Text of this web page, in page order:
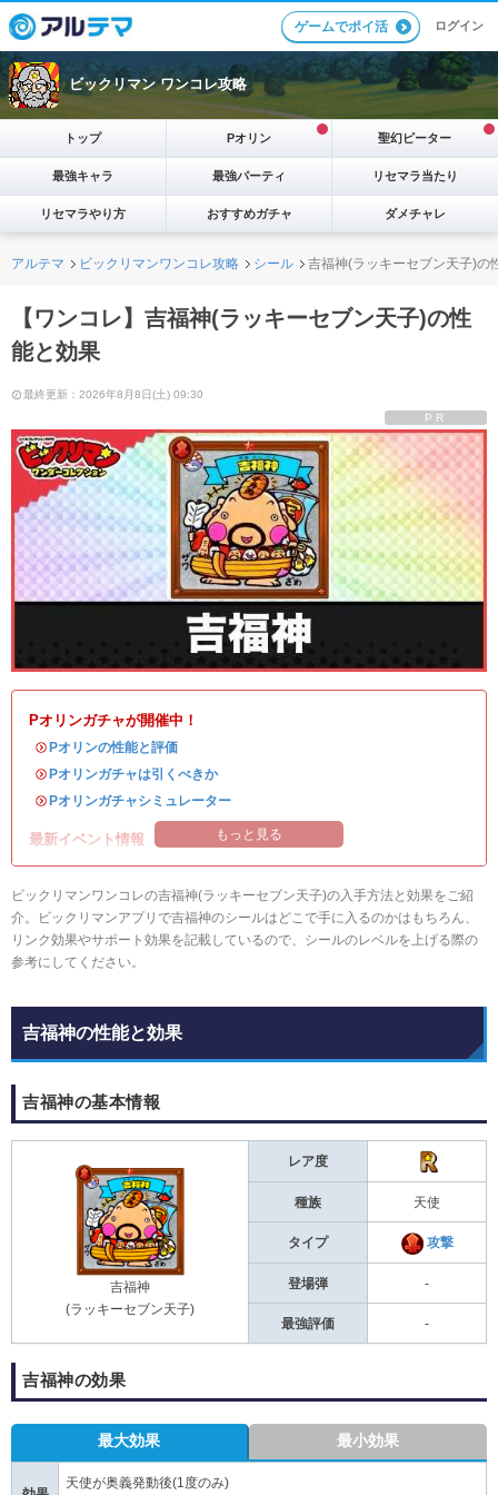
ゲームでポイ活 ログイン
ビックリマン ワンコレ攻略
トップ Pオリン 聖幻ピーター
最強キャラ 最強パーティ リセマラ当たり
リセマラやり方 おすすめガチャ ダメチャレ
アルテマ ビックリマンワンコレ攻略 シール 吉福神(ラッキーセブン天子)の
【ワンコレ】吉福神(ラッキーセブン天子)の性
能と効果
最終更新：2026年8月8日(土) 09:30
PR
Pオリンガチャが開催中！
・Pオリンの性能と評価
・Pオリンガチャは引くべきか
・Pオリンガチャシミュレーター
最新イベント情報 もっと見る
ビックリマンワンコレの吉福神(ラッキーセブン天子)の入手方法と効果をご紹
介。ビックリマンアプリで吉福神のシールはどこで手に入るのかはもちろん、
リンク効果やサポート効果を記載しているので、シールのレベルを上げる際の
参考にしてください。
吉福神の性能と効果
吉福神の基本情報
吉福神
(ラッキーセブン天子)
レア度
種族 天使
タイプ 攻撃
登場弾 -
最強評価 -
吉福神の効果
最大効果 最小効果
天使が奥義発動後(1度のみ)